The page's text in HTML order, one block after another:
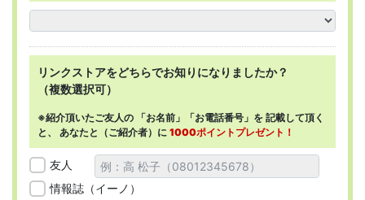
リンクストアをどちらでお知りになりましたか？
（複数選択可）
※紹介頂いたご友人の 「お名前」「お電話番号」を 記載して頂く
と、 あなたと（ご紹介者）に 1000ポイントプレゼント！
友人
情報誌（イーノ）